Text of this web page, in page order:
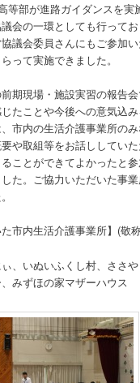
等部が進路ガイダンスを実
会の一環としても行って
議会委員さんにもご参加
って実施できました。
期現場・施設実習の報告
たことや今後への意気込
市内の生活介護事業所の
や取組等をお話ししてい
ことができてよかったと
た。ご協力いただいた事
た市内生活介護事業所】(敬
、いぬいふくし村、ささや
みずほの家マザーハウス